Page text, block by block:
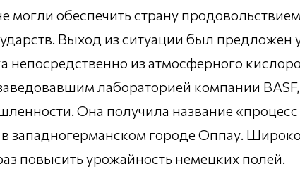
обеспечить страну
Выход из ситуации был
из атмосферного
лабораторией компании
Она получила название
западногерманском городе Оппау.
повысить урожайность немецких полей.